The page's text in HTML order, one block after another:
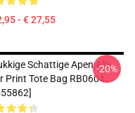
- € 27,55
Schattige Apen Alle
Print Tote Bag RB0604
-20%